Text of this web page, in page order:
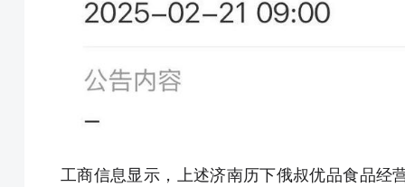
工商信息显示，上述济南历下俄叔优品食品经